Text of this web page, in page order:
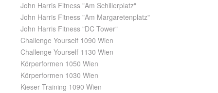
John Harris Fitness "Am Schillerplatz"
John Harris Fitness "Am Margaretenplatz"
John Harris Fitness "DC Tower"
Challenge Yourself 1090 Wien
Challenge Yourself 1130 Wien
Körperformen 1050 Wien
Körperformen 1030 Wien
Kieser Training 1090 Wien